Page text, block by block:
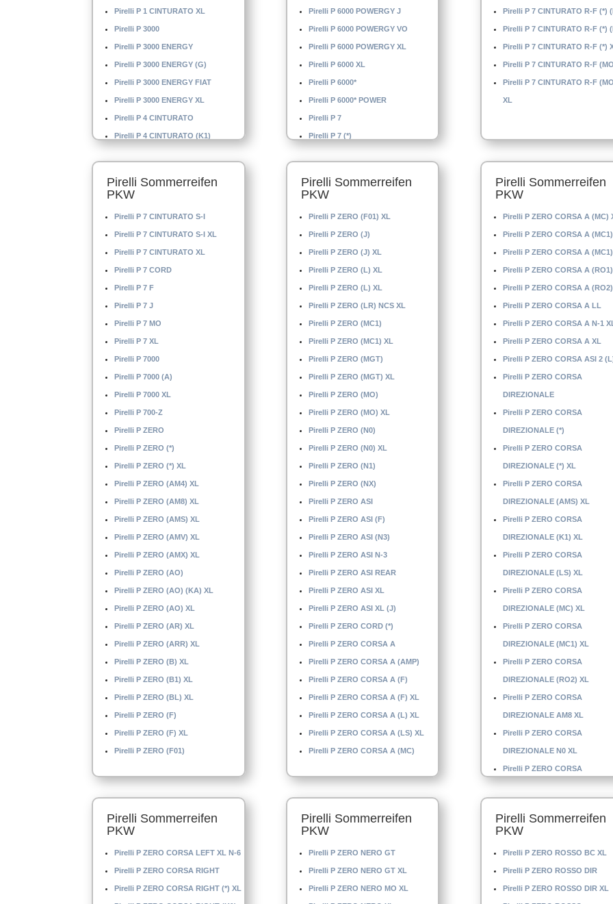
Pirelli P 1 CINTURATO XL
Pirelli P 3000
Pirelli P 3000 ENERGY
Pirelli P 3000 ENERGY (G)
Pirelli P 3000 ENERGY FIAT
Pirelli P 3000 ENERGY XL
Pirelli P 4 CINTURATO
Pirelli P 4 CINTURATO (K1)
Pirelli P 4000 E
Pirelli Sommerreifen
PKW
Pirelli P 7 CINTURATO S-I
Pirelli P 7 CINTURATO S-I XL
Pirelli P 7 CINTURATO XL
Pirelli P 7 CORD
Pirelli P 7 F
Pirelli P 7 J
Pirelli P 7 MO
Pirelli P 7 XL
Pirelli P 7000
Pirelli P 7000 (A)
Pirelli P 7000 XL
Pirelli P 700-Z
Pirelli P ZERO
Pirelli P ZERO (*)
Pirelli P ZERO (*) XL
Pirelli P ZERO (AM4) XL
Pirelli P ZERO (AM8) XL
Pirelli P ZERO (AMS) XL
Pirelli P ZERO (AMV) XL
Pirelli P ZERO (AMX) XL
Pirelli P ZERO (AO)
Pirelli P ZERO (AO) (KA) XL
Pirelli P ZERO (AO) XL
Pirelli P ZERO (AR) XL
Pirelli P ZERO (ARR) XL
Pirelli P ZERO (B) XL
Pirelli P ZERO (B1) XL
Pirelli P ZERO (BL) XL
Pirelli P ZERO (F)
Pirelli P ZERO (F) XL
Pirelli P ZERO (F01)
Pirelli Sommerreifen
PKW
Pirelli P ZERO CORSA LEFT XL N-6
Pirelli P ZERO CORSA RIGHT
Pirelli P ZERO CORSA RIGHT (*) XL
Pirelli P 6000 POWERGY J
Pirelli P 6000 POWERGY VO
Pirelli P 6000 POWERGY XL
Pirelli P 6000 XL
Pirelli P 6000*
Pirelli P 6000* POWER
Pirelli P 7
Pirelli P 7 (*)
Pirelli Sommerreifen
PKW
Pirelli P ZERO (F01) XL
Pirelli P ZERO (J)
Pirelli P ZERO (J) XL
Pirelli P ZERO (L) XL
Pirelli P ZERO (L) XL
Pirelli P ZERO (LR) NCS XL
Pirelli P ZERO (MC1)
Pirelli P ZERO (MC1) XL
Pirelli P ZERO (MGT)
Pirelli P ZERO (MGT) XL
Pirelli P ZERO (MO)
Pirelli P ZERO (MO) XL
Pirelli P ZERO (N0)
Pirelli P ZERO (N0) XL
Pirelli P ZERO (N1)
Pirelli P ZERO (NX)
Pirelli P ZERO ASI
Pirelli P ZERO ASI (F)
Pirelli P ZERO ASI (N3)
Pirelli P ZERO ASI N-3
Pirelli P ZERO ASI REAR
Pirelli P ZERO ASI XL
Pirelli P ZERO ASI XL (J)
Pirelli P ZERO CORD (*)
Pirelli P ZERO CORSA A
Pirelli P ZERO CORSA A (AMP)
Pirelli P ZERO CORSA A (F)
Pirelli P ZERO CORSA A (F) XL
Pirelli P ZERO CORSA A (L) XL
Pirelli P ZERO CORSA A (LS) XL
Pirelli P ZERO CORSA A (MC)
Pirelli Sommerreifen
PKW
Pirelli P ZERO NERO GT
Pirelli P ZERO NERO GT XL
Pirelli P ZERO NERO MO XL
Pirelli P 7 CINTURATO R-F (*)
Pirelli P 7 CINTURATO R-F (*)
Pirelli P 7 CINTURATO R-F (*)
Pirelli P 7 CINTURATO R-F
Pirelli P 7 CINTURATO R-F
XL
Pirelli Sommerreifen
PKW
Pirelli P ZERO CORSA A (MC)
Pirelli P ZERO CORSA A (MC1)
Pirelli P ZERO CORSA A
Pirelli P ZERO CORSA A
Pirelli P ZERO CORSA A
Pirelli P ZERO CORSA A LL
Pirelli P ZERO CORSA A N-1
Pirelli P ZERO CORSA A XL
Pirelli P ZERO CORSA ASI 2
Pirelli P ZERO CORSA
DIREZIONALE
Pirelli P ZERO CORSA
DIREZIONALE (*)
Pirelli P ZERO CORSA
DIREZIONALE (*) XL
Pirelli P ZERO CORSA
DIREZIONALE (AMS) XL
Pirelli P ZERO CORSA
DIREZIONALE (K1) XL
Pirelli P ZERO CORSA
DIREZIONALE (LS) XL
Pirelli P ZERO CORSA
DIREZIONALE (MC) XL
Pirelli P ZERO CORSA
DIREZIONALE (MC1) XL
Pirelli P ZERO CORSA
DIREZIONALE (RO2) XL
Pirelli P ZERO CORSA
DIREZIONALE AM8 XL
Pirelli P ZERO CORSA
DIREZIONALE N0 XL
Pirelli P ZERO CORSA
DIREZIONALE N-6
DIREZIONALE XL
Pirelli P ZERO CORSA
DIREZIONALE(AMP) XL
Pirelli Sommerreifen
PKW
Pirelli P ZERO ROSSO BC XL
Pirelli P ZERO ROSSO DIR
Pirelli P ZERO ROSSO DIR XL